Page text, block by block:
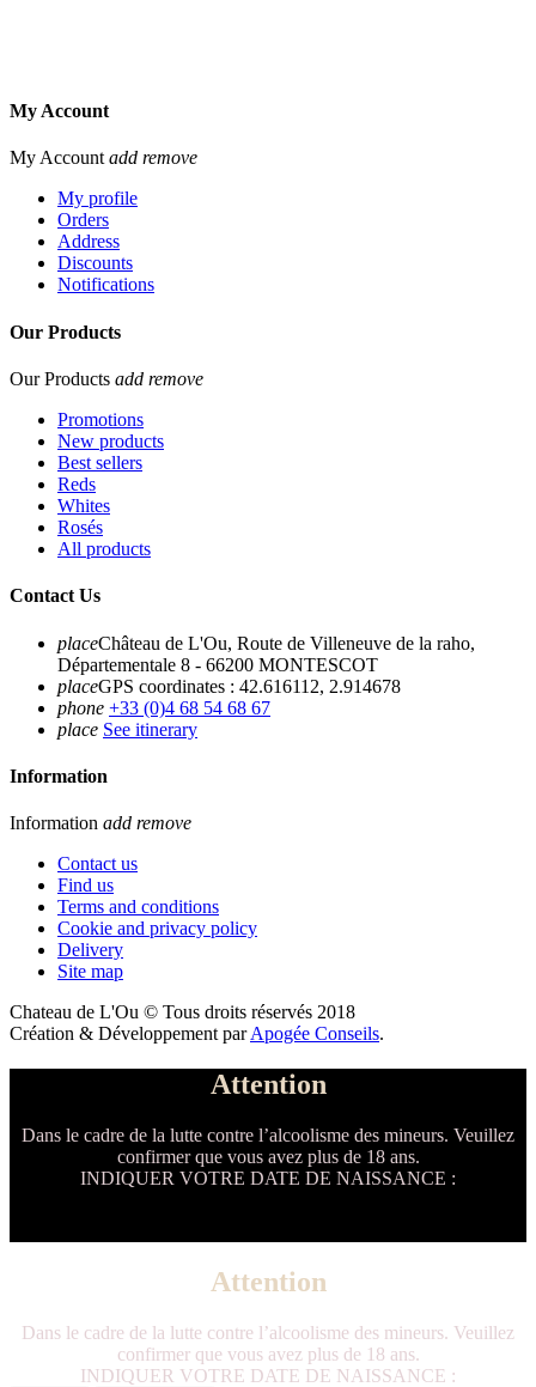
My Account
My Accountadd remove
My profile
Orders
Address
Discounts
Notifications
Our Products
Our Products add remove
Promotions
New products
Best sellers
Reds
Whites
Rosés
All products
Contact Us
placeChâteau de L'Ou, Route de Villeneuve de la raho,
Départementale 8 - 66200 MONTESCOT
placeGPS coordinates : 42.616112, 2.914678
phone +33 (0)4 68 54 68 67
place See itinerary
Information
Information add remove
Contact us
Find us
Terms and conditions
Cookie and privacy policy
Delivery
Site map
Chateau de L'Ou © Tous droits réservés 2018
Création & Développement parApogée Conseils.
Attention
Dans le cadre de la lutte contre l’alcoolisme des mineurs. Veuillez
confirmer que vous avez plus de 18 ans.
INDIQUER VOTRE DATE DE NAISSANCE :
Attention
Dans le cadre de la lutte contre l’alcoolisme des mineurs. Veuillez
confirmer que vous avez plus de 18 ans.
INDIQUER VOTRE DATE DE NAISSANCE :